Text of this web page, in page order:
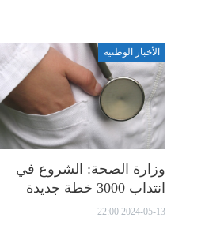
الأخبار الوطنية
وزارة الصحة: الشروع في
انتداب 3000 خطة جديدة
2024-05-13 22:00